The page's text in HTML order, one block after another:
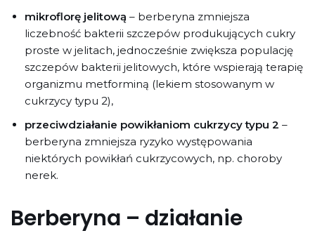
mikroflorę jelitową – berberyna zmniejsza
liczebność bakterii szczepów produkujących cukry
proste w jelitach, jednocześnie zwiększa populację
szczepów bakterii jelitowych, które wspierają terapię
organizmu metforminą (lekiem stosowanym w
cukrzycy typu 2),
przeciwdziałanie powikłaniom cukrzycy typu 2 –
berberyna zmniejsza ryzyko występowania
niektórych powikłań cukrzycowych, np. choroby
nerek.
Berberyna – działanie